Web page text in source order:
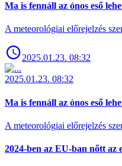
Ma is fennáll az ónos eső
A meteorológiai előrejelzés
2025.01.23. 08:32
2025.01.23. 08:32
Ma is fennáll az ónos eső
A meteorológiai előrejelzés
2024-ben az EU-ban nőtt az